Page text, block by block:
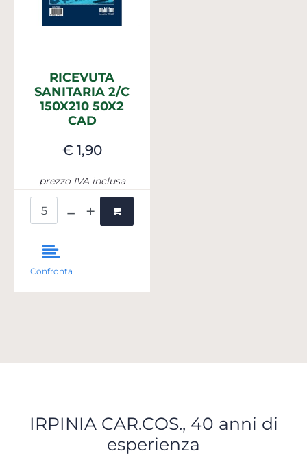
RICEVUTA
SANITARIA 2/C
150X210 50X2
CAD
€ 1,90
prezzo IVA inclusa
Confronta
IRPINIA CAR.COS., 40 anni di
esperienza
Scopri tutti i servizi che ti abbiamo dedicato